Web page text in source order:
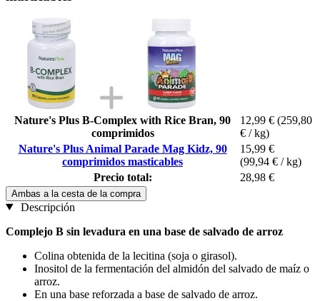
Nature's Plus B-Complex with Rice Bran, 90
comprimidos
12,99 € (259,80
€ / kg)
Nature's Plus Animal Parade Mag Kidz, 90
comprimidos masticables
15,99 €
(99,94 € / kg)
Precio total:
28,98 €
Ambas a la cesta de la compra
Descripción
Complejo B sin levadura en una base de salvado de arroz
Colina obtenida de la lecitina (soja o girasol).
Inositol de la fermentación del almidón del salvado de maíz o
arroz.
En una base reforzada a base de salvado de arroz.